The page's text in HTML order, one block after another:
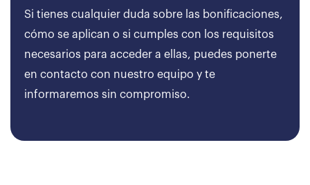
Si tienes cualquier duda sobre las bonificaciones,
cómo se aplican o si cumples con los requisitos
necesarios para acceder a ellas, puedes ponerte
en contacto con nuestro equipo y te
informaremos sin compromiso.